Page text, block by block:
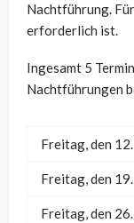
Nachtführung.
erforderlich ist.
Ingesamt 5
Nachtführungen
Freitag, den
Freitag, den
Freitag, den